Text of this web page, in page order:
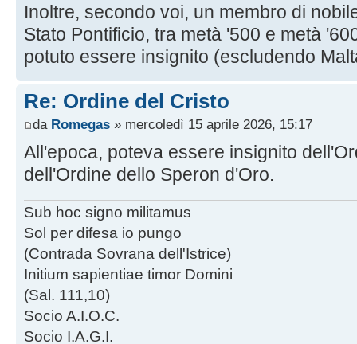
Inoltre, secondo voi, un membro di
Stato Pontificio, tra metà '500 e metà
potuto essere insignito (escludendo
Re: Ordine del Cristo
da Romegas » mercoledì 15 aprile 2026, 15:17
All'epoca, poteva essere insignito
dell'Ordine dello Speron d'Oro.
Sub hoc signo militamus
Sol per difesa io pungo
(Contrada Sovrana dell'Istrice)
Initium sapientiae timor Domini
(Sal. 111,10)
Socio A.I.O.C.
Socio I.A.G.I.